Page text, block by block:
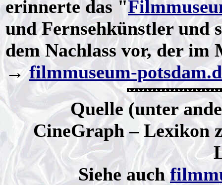
erinnerte das "
und Fernsehkünstler und
dem Nachlass vor, der
→filmmuseum-
Quelle (unter
CineGraph – Lexikon
Siehe auch